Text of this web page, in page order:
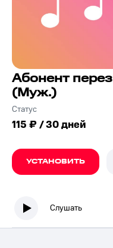
Абонент
(Муж.)
Статус
115 ₽ / 30 дней
УСТАНОВИТЬ
Слушать